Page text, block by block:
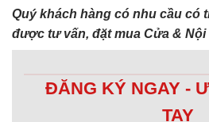
Quý khách hàng có nhu cầu có
được tư vấn, đặt mua Cửa &
ĐĂNG KÝ NGAY -
TAY